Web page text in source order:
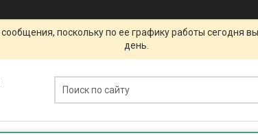
поскольку по ее графику работы сегодня
день.